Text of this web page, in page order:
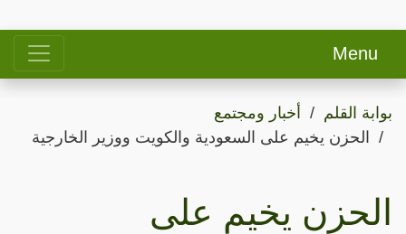
Menu
بوابة القلم
أخبار ومجتمع
الحزن يخيم على السعودية والكويت ووزير الخارجية
الحزن يخيم على